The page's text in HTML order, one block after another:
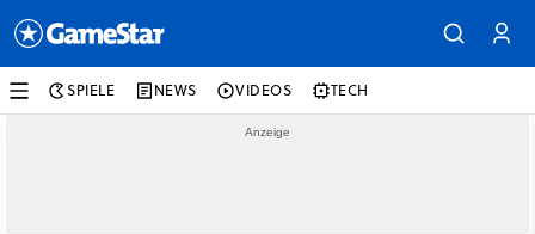
SPIELE NEWS VIDEOS TECH